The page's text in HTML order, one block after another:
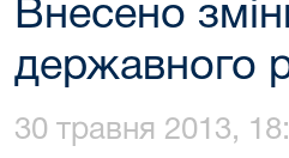
Внесено
державного
30 травня 2013,